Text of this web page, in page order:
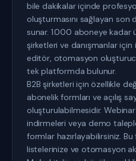
bile dakikalar içinde
oluşturmasını sağlayan
sunar. 1.000 aboneye kadar
şirketleri ve danışmanlar için
editör, otomasyon
tek platformda bulunur.
B2B şirketleri için özellikle
abonelik formları ve açılış
oluşturulabilmesidir.
indirmeleri veya demo
formlar hazırlayabilirsiniz.
listelerinize ve otomasyon